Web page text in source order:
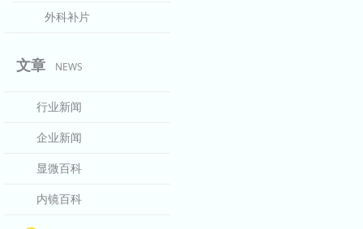
外科补片
文章 NEWS
行业新闻
企业新闻
显微百科
内镜百科